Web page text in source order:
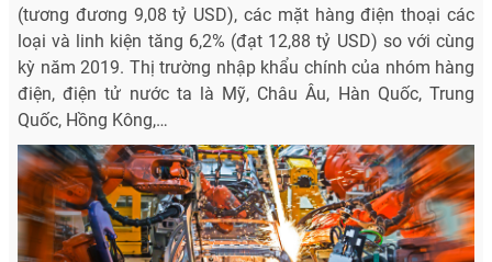
(tương đương 9,08 tỷ USD), các mặt hàng điện thoại các
loại và linh kiện tăng 6,2% (đạt 12,88 tỷ USD) so với cùng
kỳ năm 2019. Thị trường nhập khẩu chính của nhóm hàng
điện, điện tử nước ta là Mỹ, Châu Âu, Hàn Quốc, Trung
Quốc, Hồng Kông,…